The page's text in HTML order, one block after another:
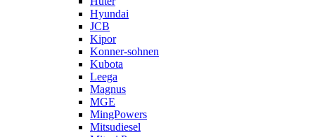
Hyundai
JCB
Kipor
Konner-sohnen
Kubota
Leega
Magnus
MGE
MingPowers
Mitsudiesel